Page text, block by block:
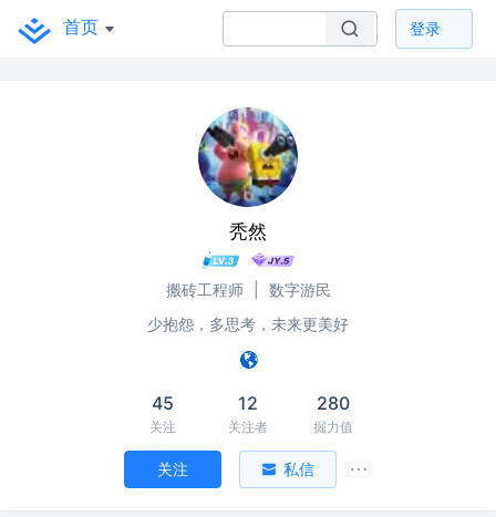
首页 登录
秃然
搬砖工程师
数字游民
少抱怨，多思考，未来更美好
45
关注
12
关注者
280
掘力值
关注 私信